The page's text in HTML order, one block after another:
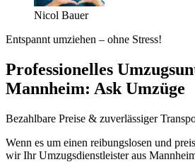
Nicol Bauer
Entspannt umziehen – ohne Stress!
Professionelles
Mannheim: Ask Umzüge
Bezahlbare Preise & zuverlässiger
Wenn es um einen reibungslosen und
wir Ihr Umzugsdienstleister aus